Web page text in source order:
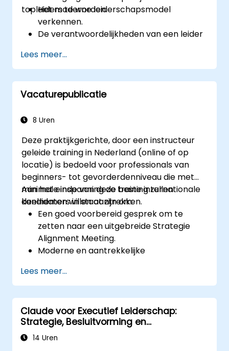
topleiders te worden.
Het moderne leiderschapsmodel
verkennen.
De verantwoordelijkheden van een leider
Hun leiderschapsvaardigheden
verbeteren.
Een rolmodel worden voor anderen.
Lees meer...
Vacaturepublicatie
8 Uren
Deze praktijkgerichte, door een instructeur
geleide training in Nederland (online of op
locatie) is bedoeld voor professionals van
beginners- tot gevorderdenniveau die met
minimale inspanning de beste internationale
kandidaten willen aantrekken.
Aan het einde van deze training zullen
deelnemers in staat zijn om:
Een goed voorbereid gesprek om te
zetten naar een uitgebreide Strategie
Alignment Meeting.
Moderne en aantrekkelijke
Employer Branding- en EVP-strategieën
toe te passen.
Zowel één als meerdere vacatures te
publiceren.
Een op maat gemaakte lijst met
potentiële kandidaten te ontvangen.
Lees meer...
Claude voor Executief Leiderschap:
Strategie, Besluitvorming en
Concurrentievoordeel
14 Uren